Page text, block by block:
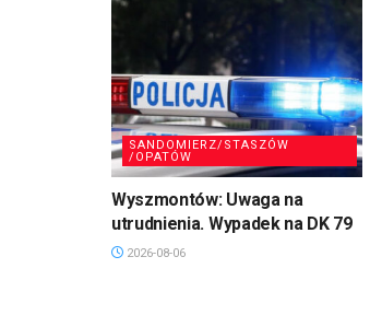
SANDOMIERZ/STASZÓW
/OPATÓW
Wyszmontów: Uwaga na
utrudnienia. Wypadek na DK 79
2026-08-06